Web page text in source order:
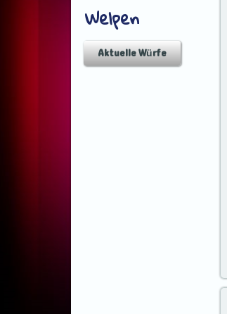
Welpen
Aktuelle Würfe